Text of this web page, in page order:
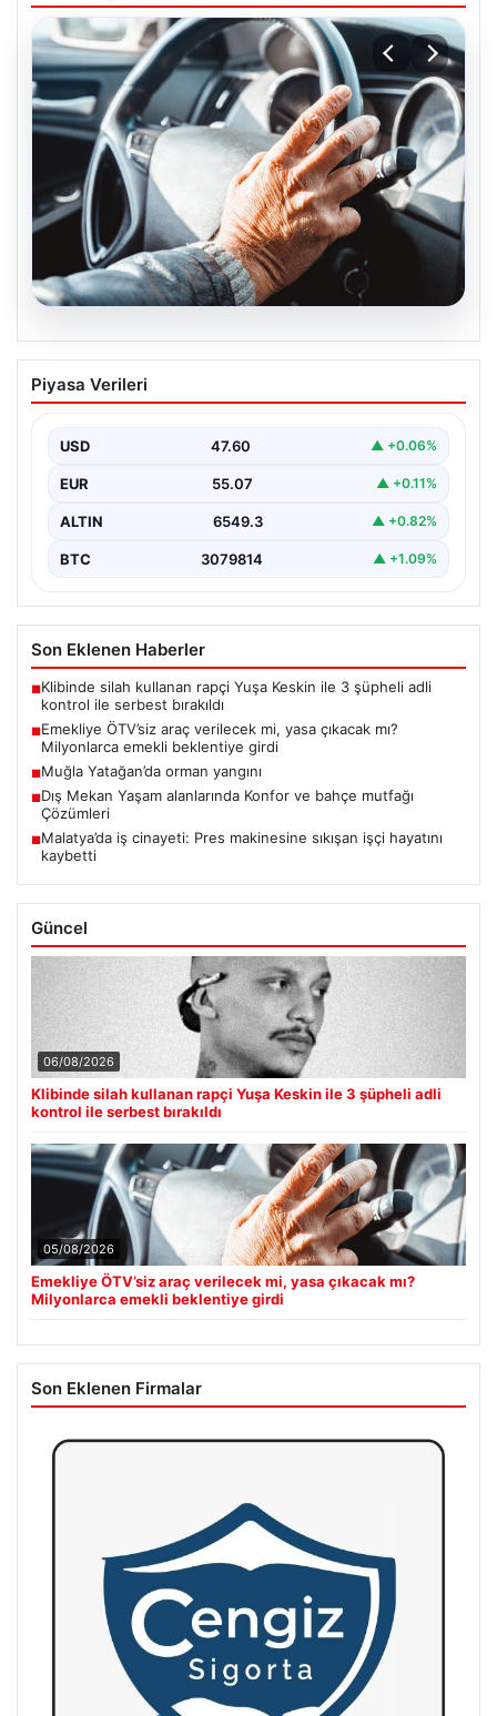
Emekliye ÖTV’siz araç verilecek mi,
yasa çıkacak mı? Milyonlarca emekli
Piyasa Verileri
USD 47.60 ▲ +0.06%
EUR 55.07 ▲ +0.11%
ALTIN 6549.3 ▲ +0.82%
BTC 3079814 ▲ +1.09%
Son Eklenen Haberler
■Klibinde silah kullanan rapçi Yuşa Keskin ile 3 şüpheli adli
kontrol ile serbest bırakıldı
■Emekliye ÖTV’siz araç verilecek mi, yasa çıkacak mı?
Milyonlarca emekli beklentiye girdi
■Muğla Yatağan’da orman yangını
■Dış Mekan Yaşam alanlarında Konfor ve bahçe mutfağı
Çözümleri
■Malatya’da iş cinayeti: Pres makinesine sıkışan işçi hayatını
kaybetti
Güncel
06/08/2026
Klibinde silah kullanan rapçi Yuşa Keskin ile 3 şüpheli adli
kontrol ile serbest bırakıldı
05/08/2026
Emekliye ÖTV’siz araç verilecek mi, yasa çıkacak mı?
Milyonlarca emekli beklentiye girdi
Son Eklenen Firmalar